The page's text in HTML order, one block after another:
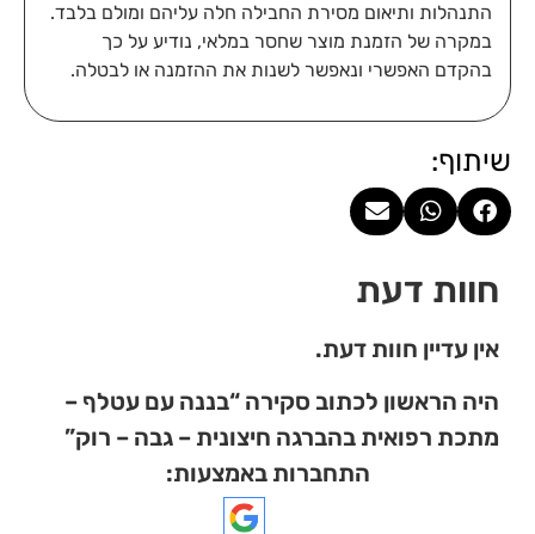
התנהלות ותיאום מסירת החבילה חלה עליהם ומולם בלבד.
במקרה של הזמנת מוצר שחסר במלאי, נודיע על כך
בהקדם האפשרי ונאפשר לשנות את ההזמנה או לבטלה.
שיתוף:
חוות דעת
אין עדיין חוות דעת.
היה הראשון לכתוב סקירה “בננה עם עטלף –
מתכת רפואית בהברגה חיצונית – גבה – רוק”
התחברות באמצעות: